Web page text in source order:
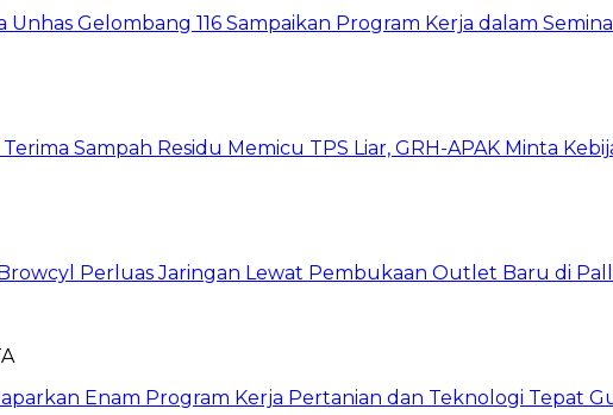
Unhas Gelombang 116 Sampaikan Program Kerja dalam
Sampah Residu Memicu TPS Liar, GRH-APAK Minta
Perluas Jaringan Lewat Pembukaan Outlet Baru di
Enam Program Kerja Pertanian dan Teknologi Tepat